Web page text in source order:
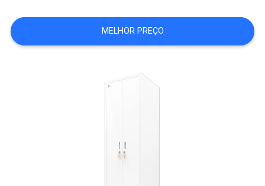
CASOS
MELHOR PREÇO